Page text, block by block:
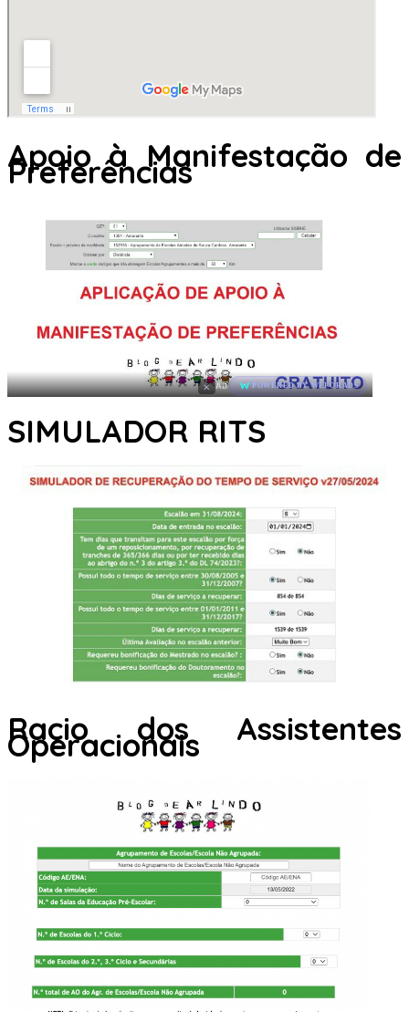
Apoio à Manifestação de
Preferências
× AD POWERED BY WEFORADS
SIMULADOR RITS
Racio dos Assistentes
Operacionais